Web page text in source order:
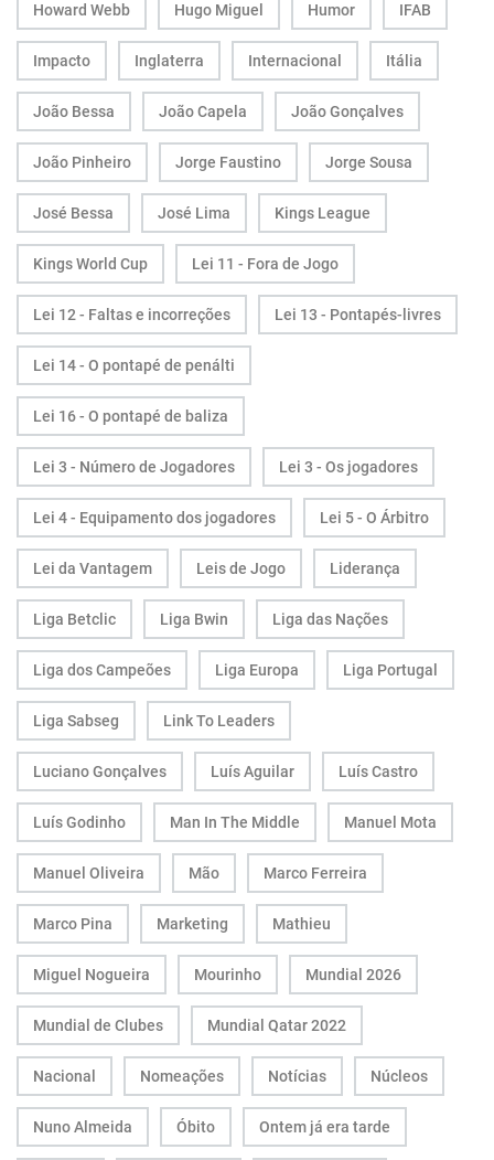
Howard Webb Hugo Miguel Humor IFAB
Impacto Inglaterra Internacional Itália
João Bessa João Capela João Gonçalves
João Pinheiro Jorge Faustino Jorge Sousa
José Bessa José Lima Kings League
Kings World Cup Lei 11 - Fora de Jogo
Lei 12 - Faltas e incorreções Lei 13 - Pontapés-livres
Lei 14 - O pontapé de penálti
Lei 16 - O pontapé de baliza
Lei 3 - Número de Jogadores Lei 3 - Os jogadores
Lei 4 - Equipamento dos jogadores Lei 5 - O Árbitro
Lei da Vantagem Leis de Jogo Liderança
Liga Betclic Liga Bwin Liga das Nações
Liga dos Campeões Liga Europa Liga Portugal
Liga Sabseg Link To Leaders
Luciano Gonçalves Luís Aguilar Luís Castro
Luís Godinho Man In The Middle Manuel Mota
Manuel Oliveira Mão Marco Ferreira
Marco Pina Marketing Mathieu
Miguel Nogueira Mourinho Mundial 2026
Mundial de Clubes Mundial Qatar 2022
Nacional Nomeações Notícias Núcleos
Nuno Almeida Óbito Ontem já era tarde